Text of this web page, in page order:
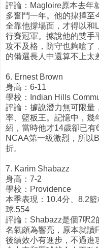
評論：Magloire原本去年
多奮鬥一年。他的捸擇至
全靠他撐場面，才得以和
行賽冠軍。據說他的雙手
攻不及格，防守也夠嗆了
的備選長人中還算不上太
6. Ernest Brown
身高：6-11
學校：Indian Hills
評論：據說潛力無可限量
率、籃板王。記憶中，幾
紹，當時他才14歲卻已有
NCAA第一級激烈，所以
折。
7. Karim Shabazz
身高：7-2
學校：Providence
本季表現：10.4分、8.2
球.554
評論：Shabazz是個7呎2
名氣頗為響亮，原本就讀
後績效小有進步，不過進